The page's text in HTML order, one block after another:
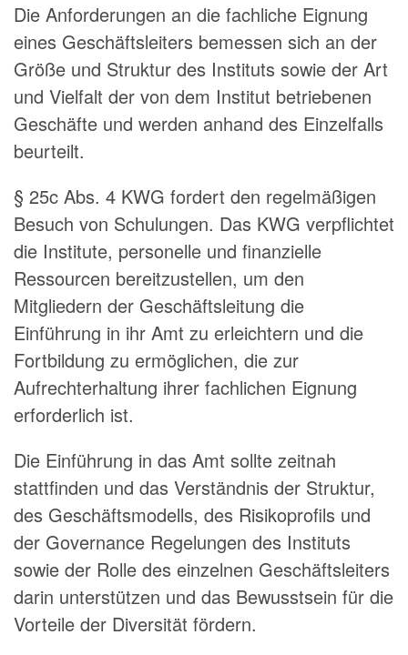
Die Anforderungen an die fachliche Eignung
eines Geschäftsleiters bemessen sich an der
Größe und Struktur des Instituts sowie der Art
und Vielfalt der von dem Institut betriebenen
Geschäfte und werden anhand des Einzelfalls
beurteilt.
§ 25c Abs. 4 KWG fordert den regelmäßigen
Besuch von Schulungen. Das KWG verpflichtet
die Institute, personelle und finanzielle
Ressourcen bereitzustellen, um den
Mitgliedern der Geschäftsleitung die
Einführung in ihr Amt zu erleichtern und die
Fortbildung zu ermöglichen, die zur
Aufrechterhaltung ihrer fachlichen Eignung
erforderlich ist.
Die Einführung in das Amt sollte zeitnah
stattfinden und das Verständnis der Struktur,
des Geschäftsmodells, des Risikoprofils und
der Governance Regelungen des Instituts
sowie der Rolle des einzelnen Geschäftsleiters
darin unterstützen und das Bewusstsein für die
Vorteile der Diversität fördern.